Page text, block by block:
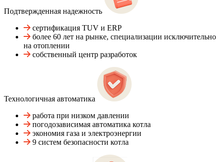
Подтвержденная надежность
сертификация TUV и ERP
более 60 лет на рынке, специализации исключительно
на отоплении
собственный центр разработок
Технологичная автоматика
работа при низком давлении
погодозависимая автоматика котла
экономия газа и электроэнергии
9 систем безопасности котла